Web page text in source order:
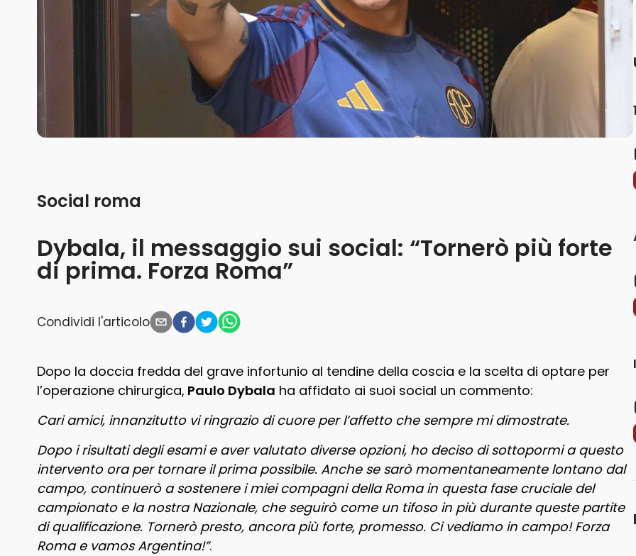
Dybala, il messaggio sui social: “Tornerò più forte
di prima. Forza Roma”
Social roma
Condividi l'articolo
Dopo la doccia fredda del grave infortunio al tendine della coscia e la scelta di optare per
l’operazione chirurgica, Paulo Dybala ha affidato ai suoi social un commento:
Cari amici, innanzitutto vi ringrazio di cuore per l’affetto che sempre mi dimostrate.
Dopo i risultati degli esami e aver valutato diverse opzioni, ho deciso di sottopormi a questo
intervento ora per tornare il prima possibile. Anche se sarò momentaneamente lontano dal
campo, continuerò a sostenere i miei compagni della Roma in questa fase cruciale del
campionato e la nostra Nazionale, che seguirò come un tifoso in più durante queste partite
di qualificazione. Tornerò presto, ancora più forte, promesso. Ci vediamo in campo! Forza
Roma e vamos Argentina!”.